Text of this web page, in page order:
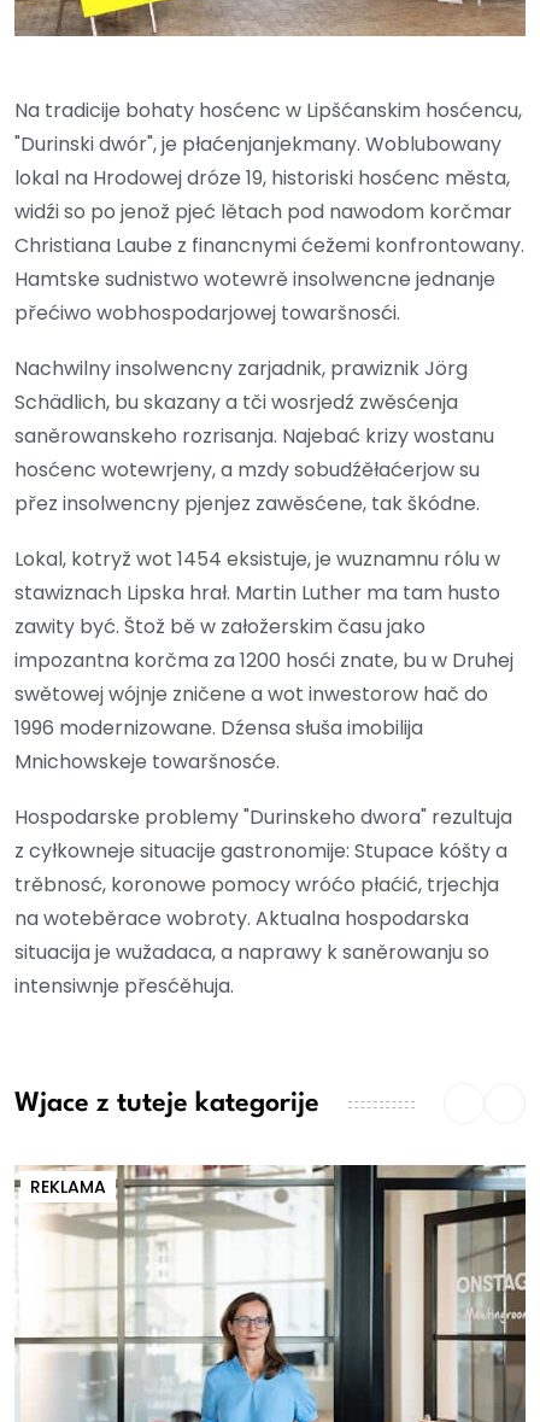
Na tradicije bohaty hosćenc w Lipšćanskim hosćencu,
"Durinski dwór", je płaćenjanjekmany. Woblubowany
lokal na Hrodowej dróze 19, historiski hosćenc města,
widźi so po jenož pjeć lětach pod nawodom korčmar
Christiana Laube z financnymi ćežemi konfrontowany.
Hamtske sudnistwo wotewrě insolwencne jednanje
přećiwo wobhospodarjowej towaršnosći.
Nachwilny insolwencny zarjadnik, prawiznik Jörg
Schädlich, bu skazany a tči wosrjedź zwěsćenja
saněrowanskeho rozrisanja. Najebać krizy wostanu
hosćenc wotewrjeny, a mzdy sobudźěłaćerjow su
přez insolwencny pjenjez zawěsćene, tak škódne.
Lokal, kotryž wot 1454 eksistuje, je wuznamnu rólu w
stawiznach Lipska hrał. Martin Luther ma tam husto
zawity być. Štož bě w załožerskim času jako
impozantna korčma za 1200 hosći znate, bu w Druhej
swětowej wójnje zničene a wot inwestorow hač do
1996 modernizowane. Dźensa słuša imobilija
Mnichowskeje towaršnosće.
Hospodarske problemy "Durinskeho dwora" rezultuja
z cyłkowneje situacije gastronomije: Stupace kóšty a
trěbnosć, koronowe pomocy wróćo płaćić, trjechja
na woteběrace wobroty. Aktualna hospodarska
situacija je wužadaca, a naprawy k saněrowanju so
intensiwnje přesćěhuja.
Wjace z tuteje kategorije
REKLAMA